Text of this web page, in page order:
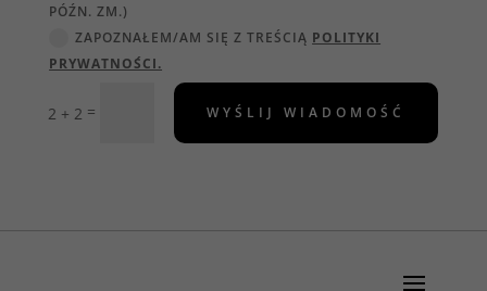
PÓŹN. ZM.)
ZAPOZNAŁEM/AM SIĘ Z TREŚCIĄ POLITYKI
PRYWATNOŚCI.
2 + 2 = WYŚLIJ WIADOMOŚĆ